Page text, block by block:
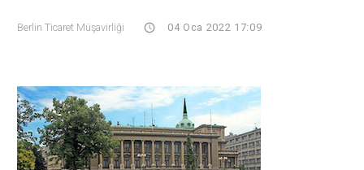
Berlin Ticaret Müşavirliği 04 Oca 2022 17:09